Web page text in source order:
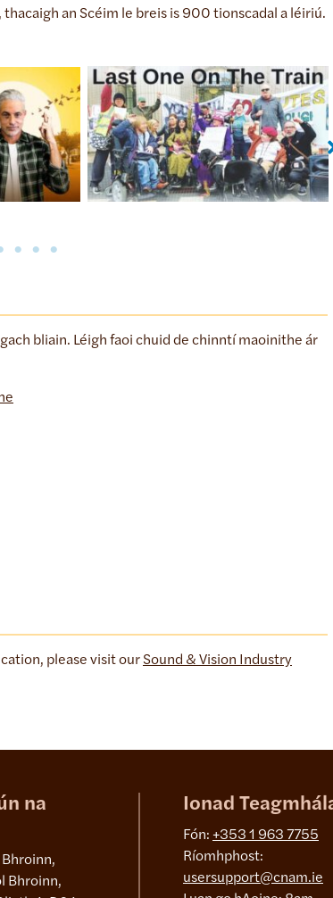
an Scéim le breis is 900 tionscadal a léiriú.
Last One on the Train
bliain. Léigh faoi chuid de chinntí maoinithe ár
please visit ourSound & Vision Industry
na
Bhroinn,
Bhroinn,
Ionad
Fón: +353 1 963 7755
Ríomhphost:
usersupport@cnam.ie